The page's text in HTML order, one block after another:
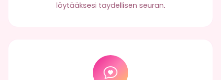
löytääksesi taydellisen seuran.